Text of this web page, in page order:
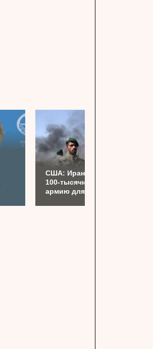
США: Иран готовит
100-тысячную
армию для Украины